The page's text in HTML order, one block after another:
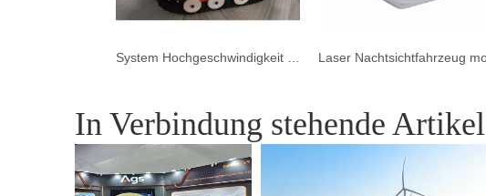
In Verbindung stehende Artikel